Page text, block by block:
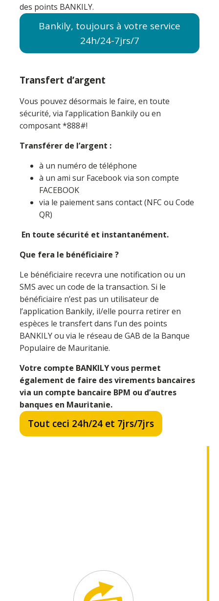
des points BANKILY.
Bankily, toujours à votre service
24h/24-7jrs/7
Transfert d’argent
Vous pouvez désormais le faire, en toute
sécurité, via l’application Bankily ou en
composant *888#!
Transférer de l’argent :
à un numéro de téléphone
à un ami sur Facebook via son compte
FACEBOOK
via le paiement sans contact (NFC ou Code
QR)
En toute sécurité et instantanément.
Que fera le bénéficiaire ?
Le bénéficiaire recevra une notification ou un
SMS avec un code de la transaction. Si le
bénéficiaire n’est pas un utilisateur de
l’application Bankily, il/elle pourra retirer en
espèces le transfert dans l’un des points
BANKILY ou via le réseau de GAB de la Banque
Populaire de Mauritanie.
Votre compte BANKILY vous permet
également de faire des virements bancaires
via un compte bancaire BPM ou d’autres
banques en Mauritanie.
Tout ceci 24h/24 et 7jrs/7jrs